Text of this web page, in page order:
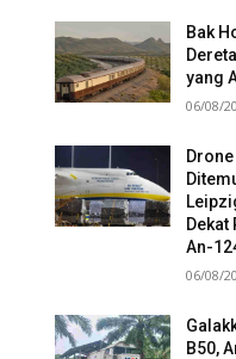
Bak
yang
06/08/
An-
06/08/
B50,